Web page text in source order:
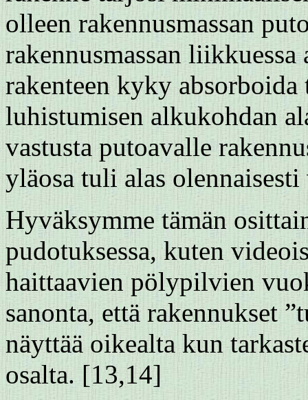
olleen rakennusmassan
rakennusmassan
rakenteen kyky absorboida
luhistumisen alkukohdan
vastusta putoavalle
yläosa tuli alas
Hyväksymme tämän
pudotuksessa, kuten
haittaavien pölypilvien
sanonta, että rakennukset
näyttää oikealta kun
osalta. [13,14]